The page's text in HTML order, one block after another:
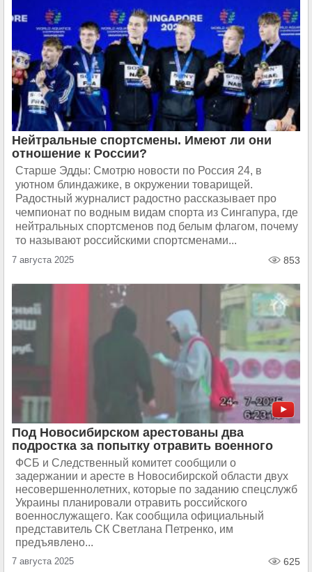
Нейтральные спортсмены. Имеют ли они
отношение к России?
Старше Эдды: Смотрю новости по Россия 24, в
уютном блиндажике, в окружении товарищей.
Радостный журналист радостно рассказывает про
чемпионат по водным видам спорта из Сингапура, где
нейтральных спортсменов под белым флагом, почему
то называют российскими спортсменами...
7 августа 2025 853
Под Новосибирском арестованы два
подростка за попытку отравить военного
ФСБ и Следственный комитет сообщили о
задержании и аресте в Новосибирской области двух
несовершеннолетних, которые по заданию спецслужб
Украины планировали отравить российского
военнослужащего. Как сообщила официальный
представитель СК Светлана Петренко, им
предъявлено...
7 августа 2025 625